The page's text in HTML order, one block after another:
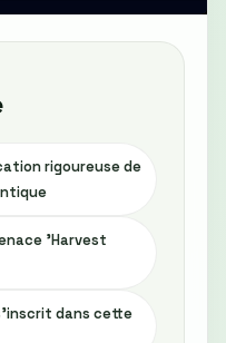
rigoureuse de
'Harvest
dans cette